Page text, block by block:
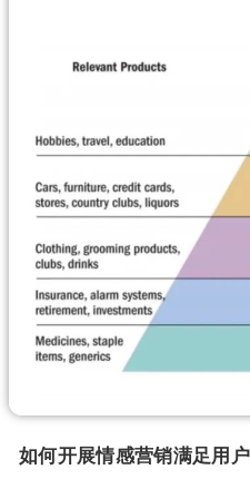
如何开展情感营销满足用